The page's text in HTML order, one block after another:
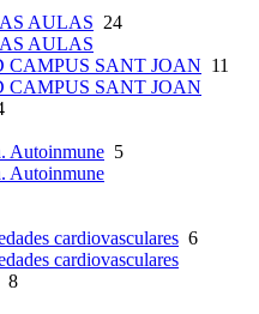
AULAS 24
AULAS
SANT JOAN 11
SANT JOAN
Autoinmune 5
Autoinmune
cardiovasculares 6
cardiovasculares
8